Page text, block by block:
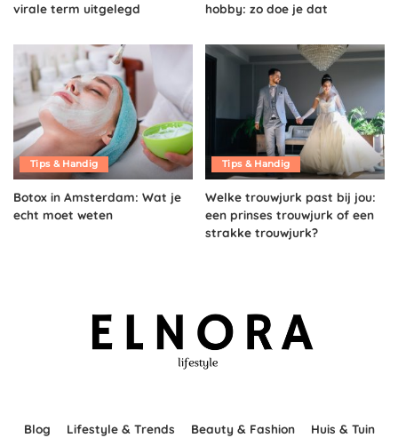
virale term uitgelegd
hobby: zo doe je dat
Tips & Handig
Botox in Amsterdam: Wat je
echt moet weten
Tips & Handig
Welke trouwjurk past bij jou:
een prinses trouwjurk of een
strakke trouwjurk?
Blog Lifestyle & Trends Beauty & Fashion Huis & Tuin